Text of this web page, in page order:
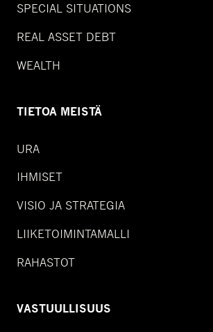
SPECIAL SITUATIONS
REAL ASSET DEBT
WEALTH
TIETOA MEISTÄ
URA
IHMISET
VISIO JA STRATEGIA
LIIKETOIMINTAMALLI
RAHASTOT
VASTUULLISUUS